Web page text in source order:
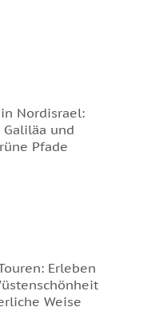
Nordisrael:
und
Pfade
Erleben
Weise